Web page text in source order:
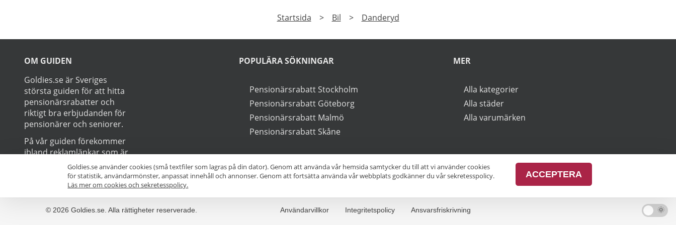
PRENUMERERA
OM GUIDEN
Goldies.se är Sveriges
Goldies.se använder cookies (små textfiler som lagras på din dator). Genom att använda vår hemsida samtycker du till att vi använder cookies
för statistik, användarmönster, anpassat innehåll och annonser. Genom att fortsätta använda vår webbplats godkänner du vår sekretesspolicy.
Läs mer om cookies och sekretesspolicy.
ACCEPTERA